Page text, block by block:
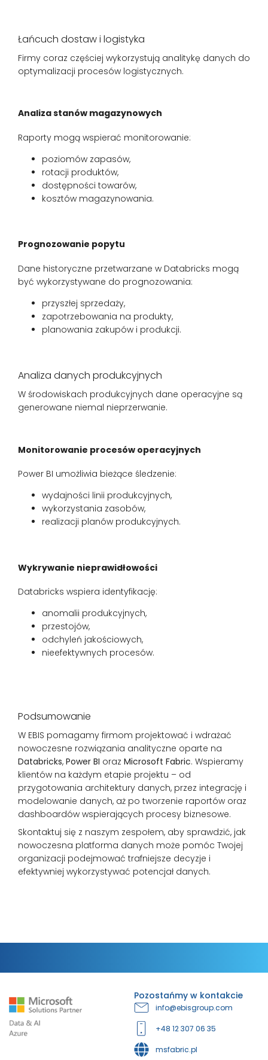
Łańcuch dostaw i logistyka
Firmy coraz częściej wykorzystują analitykę danych do
optymalizacji procesów logistycznych.
Analiza stanów magazynowych
Raporty mogą wspierać monitorowanie:
poziomów zapasów,
rotacji produktów,
dostępności towarów,
kosztów magazynowania.
Prognozowanie popytu
Dane historyczne przetwarzane w Databricks mogą
być wykorzystywane do prognozowania:
przyszłej sprzedaży,
zapotrzebowania na produkty,
planowania zakupów i produkcji.
Analiza danych produkcyjnych
W środowiskach produkcyjnych dane operacyjne są
generowane niemal nieprzerwanie.
Monitorowanie procesów operacyjnych
Power BI umożliwia bieżące śledzenie:
wydajności linii produkcyjnych,
wykorzystania zasobów,
realizacji planów produkcyjnych.
Wykrywanie nieprawidłowości
Databricks wspiera identyfikację:
anomalii produkcyjnych,
przestojów,
odchyleń jakościowych,
nieefektywnych procesów.
Podsumowanie
W EBIS pomagamy firmom projektować i wdrażać
nowoczesne rozwiązania analityczne oparte na
Databricks, Power BI oraz Microsoft Fabric. Wspieramy
klientów na każdym etapie projektu – od
przygotowania architektury danych, przez integrację i
modelowanie danych, aż po tworzenie raportów oraz
dashboardów wspierających procesy biznesowe.
Skontaktuj się z naszym zespołem, aby sprawdzić, jak
nowoczesna platforma danych może pomóc Twojej
organizacji podejmować trafniejsze decyzje i
efektywniej wykorzystywać potencjał danych.
Pozostańmy w kontakcie
info@ebisgroup.com
+48 12 307 06 35
msfabric.pl